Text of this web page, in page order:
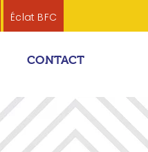
Éclat BFC
CONTACT